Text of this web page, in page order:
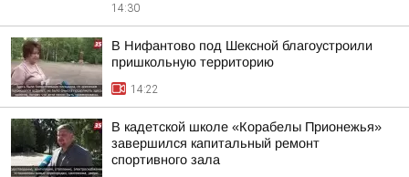
14:30
В Нифантово под Шексной благоустроили
пришкольную территорию
14:22
В кадетской школе «Корабелы Прионежья»
завершился капитальный ремонт
спортивного зала